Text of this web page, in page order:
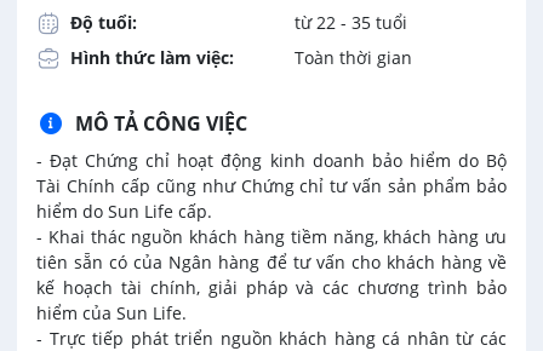
Độ tuổi:
từ 22 - 35 tuổi
Hình thức làm việc:
Toàn thời gian
MÔ TẢ CÔNG VIỆC
- Đạt Chứng chỉ hoạt động kinh doanh bảo hiểm do Bộ
Tài Chính cấp cũng như Chứng chỉ tư vấn sản phẩm bảo
hiểm do Sun Life cấp.
- Khai thác nguồn khách hàng tiềm năng, khách hàng ưu
tiên sẵn có của Ngân hàng để tư vấn cho khách hàng về
kế hoạch tài chính, giải pháp và các chương trình bảo
hiểm của Sun Life.
- Trực tiếp phát triển nguồn khách hàng cá nhân từ các